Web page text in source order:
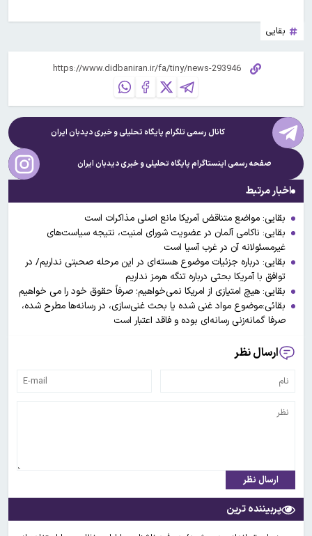
بقایی
کانال رسمی تلگرام پایگاه تحلیلی و خبریدیدبان ایران
صفحه رسمی اینستاگرام پایگاه تحلیلی و خبریدیدبان ایران
اخبار مرتبط
بقایی: مواضع متناقض آمریکا مانع اصلی مذاکرات است
بقایی: ناکامی آلمان در عضویت شورای امنیت، نتیجه سیاست‌های
غیرمسئولانه آن در غرب آسیا است
بقایی: درباره جزئیات موضوع هسته‌ای در این مرحله صحبتی نداریم/ در
توافق با آمریکا بحثی درباره تنگه هرمز نداریم
بقایی: هیچ امتیازی از امریکا نمی‌خواهیم؛ صرفاً حقوق خود را می خواهیم
بقائی:موضوع مواد غنی شده یا بحث غنی‌سازی، در رسانه‌ها مطرح شده،
صرفا گمانه‌زنی رسانه‌ای بوده و فاقد اعتبار است
ارسال نظر
ارسال نظر
پربیننده ترین